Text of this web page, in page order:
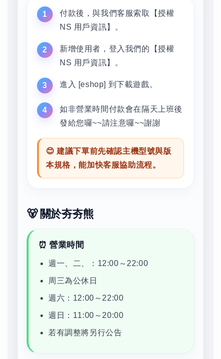
付款後，與我們客服索取【授權
NS 用戶資訊】。
新增使用者，登入我們的【授權
NS 用戶資訊】。
進入 [eshop] 到下載遊戲。
如非營業時間付款會在隔天上班後
發給您囉~~請注意囉~~謝謝
😊 建議下單前先確認主機型號與版
本規格，能加快客服協助流程。
🐻 關於夯夯熊
⏰ 營業時間
週一、二、：12:00～22:00
周三為公休日
週六：12:00～22:00
週日：11:00～20:00
若有調整將另行公告